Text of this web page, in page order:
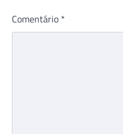
Comentário *